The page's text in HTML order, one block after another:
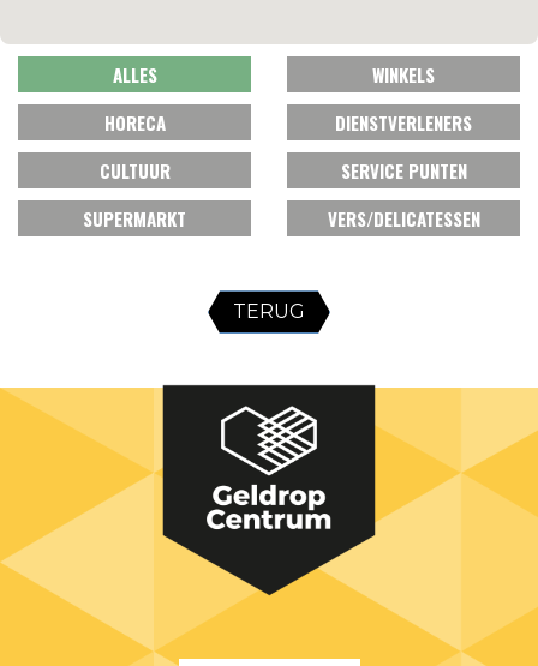
ALLES
WINKELS
HORECA
DIENSTVERLENERS
CULTUUR
SERVICE PUNTEN
SUPERMARKT
VERS/DELICATESSEN
TERUG